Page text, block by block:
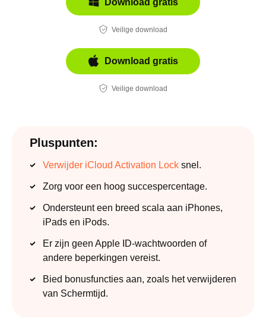
Download gratis
Veilige download
Download gratis
Veilige download
Pluspunten:
Verwijder iCloud Activation Lock snel.
Zorg voor een hoog succespercentage.
Ondersteunt een breed scala aan iPhones,
iPads en iPods.
Er zijn geen Apple ID-wachtwoorden of
andere beperkingen vereist.
Bied bonusfuncties aan, zoals het verwijderen
van Schermtijd.